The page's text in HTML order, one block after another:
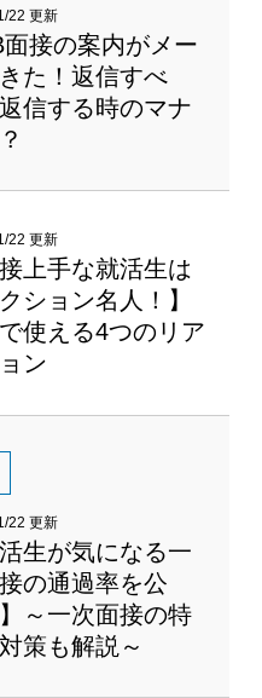
22 更新
接の案内がメー
た！返信すべ
信する時のマナ
22 更新
接上手な就活生は
ション名人！】
使える4つのリア
ン
22 更新
活生が気になる一
の通過率を公
～一次面接の特
策も解説～